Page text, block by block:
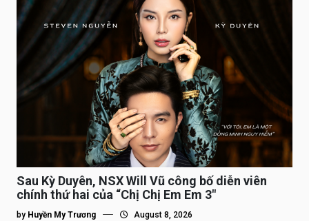
Sau Kỳ Duyên, NSX Will Vũ công bố diễn viên
chính thứ hai của “Chị Chị Em Em 3″
by Huyền My Trương August 8, 2026